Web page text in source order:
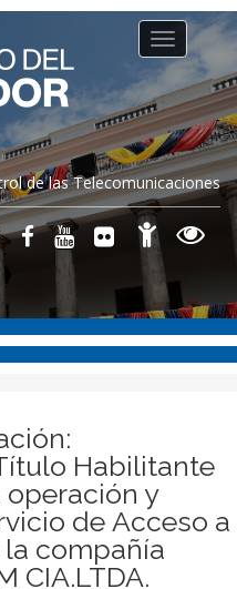
de las Telecomunicaciones
Toggle
navigation
Habilitante
operación y
de Acceso a
compañía
CIA.LTDA.